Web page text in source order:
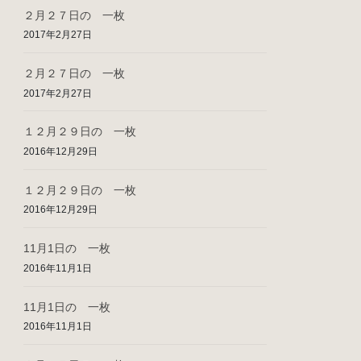
２月２７日の 一枚
2017年2月27日
２月２７日の 一枚
2017年2月27日
１２月２９日の 一枚
2016年12月29日
１２月２９日の 一枚
2016年12月29日
11月1日の 一枚
2016年11月1日
11月1日の 一枚
2016年11月1日